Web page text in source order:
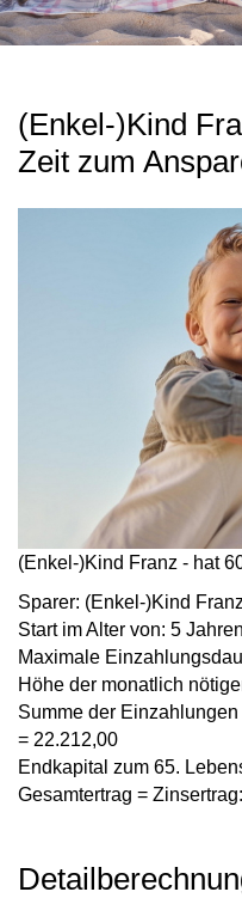
(Enkel-)Kind
Zeit zum
(Enkel-)Kind Franz - hat
Sparer: (Enkel-)Kind Franz
Start im Alter von: 5 Jahren
Maximale
Höhe der monatlich
Summe der
= 22.212,00
Endkapital zum 65.
Gesamtertrag = Zinsertrag: